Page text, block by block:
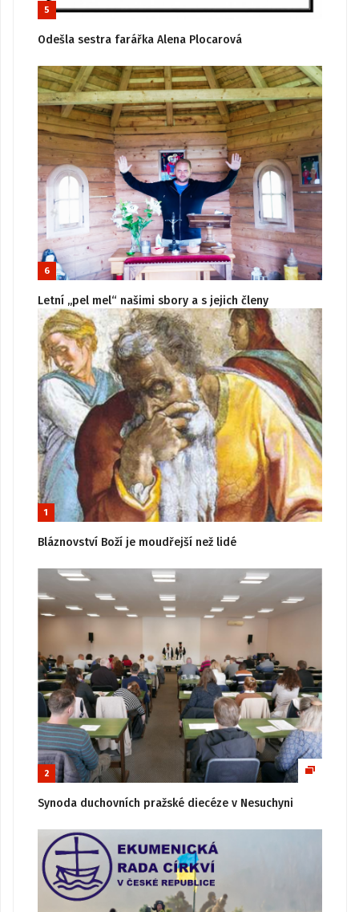
5
Odešla sestra farářka Alena Plocarová
6
Letní „pel mel“ našimi sbory a s jejich členy
1
Bláznovství Boží je moudřejší než lidé
2
Synoda duchovních pražské diecéze v Nesuchyni